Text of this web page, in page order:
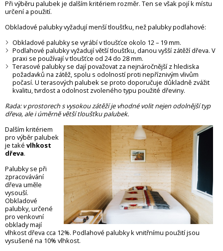
Při výběru palubek je dalším kritériem rozměr. Ten se však pojí k místu
určení a použití.
Obkladové palubkyvyžadují menší tloušťku, nežpalubky podlahové:
Obkladové palubkyse vyrábí v tloušťce okolo 12 – 19 mm.
Podlahové palubkyvyžadují větší tloušťku, danou vyšší zátěží dřeva. V
praxi se používají v tloušťce od 24 do 28 mm.
Terasové palubkyse dají považovat za nejnáročnější z hlediska
požadavků na zátěž, spolu s odolností proti nepříznivým vlivům
počasí. U terasových palubek se proto doporučuje důkladně zvážit
kvalitu, tvrdost a odolnost zvoleného typu použité dřeviny.
Rada:v prostorech s vysokou zátěží je vhodné volit nejen odolnější typ
dřeva, ale i úměrně větší tloušťku palubek.
Dalším kritériem
pro výběr palubek
je také vlhkost
dřeva.
Palubky se při
zpracovávání
dřeva uměle
vysouší.
Obkladové
palubky, určené
pro venkovní
obklady mají
vlhkost dřeva cca 12%. Podlahové palubky k vnitřnímu použití jsou
vysušené na 10% vlhkost.